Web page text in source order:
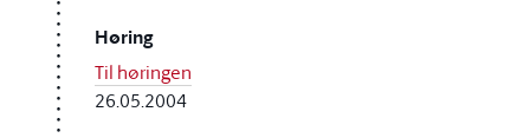
Høring
Til høringen
26.05.2004